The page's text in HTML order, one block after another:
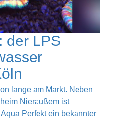
der LPS
lange am Markt. Neben
Nieraußem ist
Perfekt ein bekannter